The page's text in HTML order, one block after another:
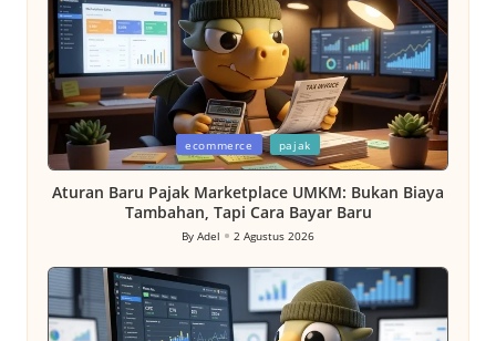
Posted
in
ecommerce pajak
Aturan Baru Pajak Marketplace UMKM: Bukan Biaya
Tambahan, Tapi Cara Bayar Baru
Posted
by
By Adel 2 Agustus 2026